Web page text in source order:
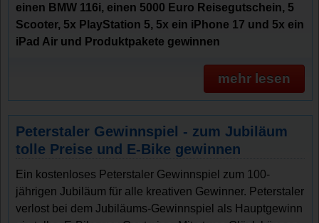
einen BMW 116i, einen 5000 Euro Reisegutschein, 5
Scooter, 5x PlayStation 5, 5x ein iPhone 17 und 5x ein
iPad Air und Produktpakete gewinnen
mehr lesen
Peterstaler Gewinnspiel - zum Jubiläum
tolle Preise und E-Bike gewinnen
Ein kostenloses Peterstaler Gewinnspiel zum 100-
jährigen Jubiläum für alle kreativen Gewinner. Peterstaler
verlost bei dem Jubiläums-Gewinnspiel als Hauptgewinn